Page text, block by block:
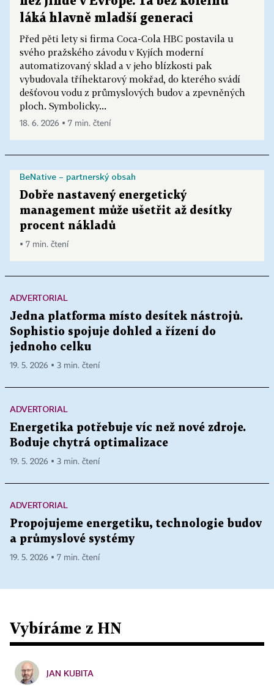
láká hlavně mladší generaci
Před pěti lety si firma Coca-Cola HBC postavila u
svého pražského závodu v Kyjích moderní
automatizovaný sklad a v jeho blízkosti pak
vybudovala tříhektarový mokřad, do kterého svádí
dešťovou vodu z průmyslových budov a zpevněných
ploch. Symbolicky...
18. 6. 2026 ▪ 7 min. čtení
BeNative – partnerský obsah
Dobře nastavený energetický
management může ušetřit až desítky
procent nákladů
▪ 7 min. čtení
ADVERTORIAL
Jedna platforma místo desítek nástrojů.
Sophistio spojuje dohled a řízení do
jednoho celku
19. 5. 2026 ▪ 3 min. čtení
ADVERTORIAL
Energetika potřebuje víc než nové zdroje.
Boduje chytrá optimalizace
19. 5. 2026 ▪ 3 min. čtení
ADVERTORIAL
Propojujeme energetiku, technologie budov
a průmyslové systémy
19. 5. 2026 ▪ 7 min. čtení
Vybíráme z HN
JAN KUBITA